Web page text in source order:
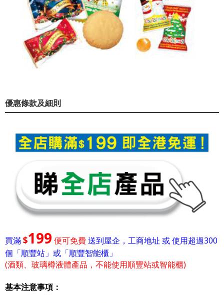
優惠條款及細則
買滿$199 便可免費送到屋企，工商地址 或 使用超過300
個「順豐站」或「順豐智能櫃」
(酒類、玻璃樽液體產品，不能使用順豐站或智能櫃)
基本注意事項：